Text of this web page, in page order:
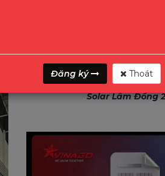
GONEO & VINAGO hân
Solar Lâm Đồng
Đăng ký Thoát